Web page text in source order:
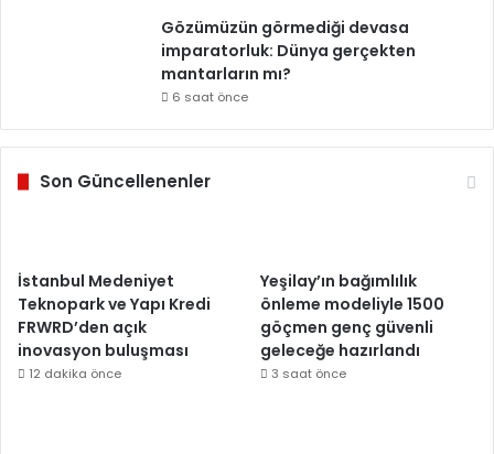
Gözümüzün görmediği devasa
imparatorluk: Dünya gerçekten
mantarların mı?
6 saat önce
Son Güncellenenler
İstanbul Medeniyet
Teknopark ve Yapı Kredi
FRWRD’den açık
inovasyon buluşması
12 dakika önce
Yeşilay’ın bağımlılık
önleme modeliyle 1500
göçmen genç güvenli
geleceğe hazırlandı
3 saat önce